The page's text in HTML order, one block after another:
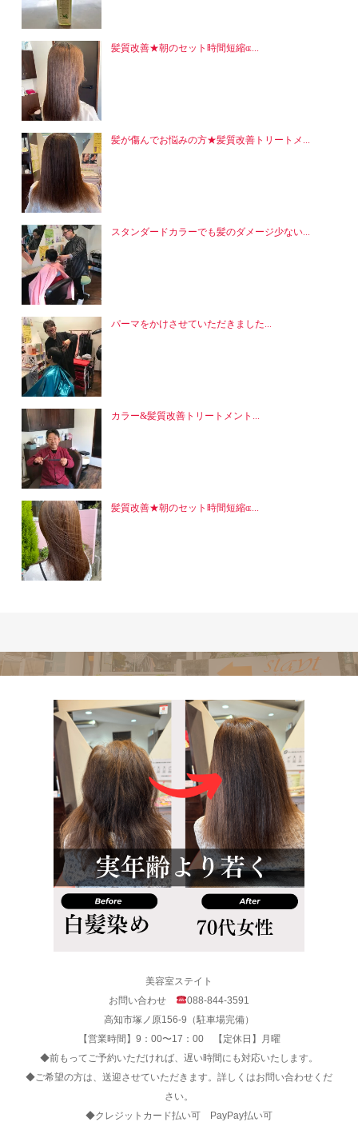
髪質改善★朝のセット時間短縮ɶ...
髪が傷んでお悩みの方★髪質改善トリートメ...
スタンダードカラーでも髪のダメージ少ない...
パーマをかけさせていただきました...
カラー&髪質改善トリートメント...
髪質改善★朝のセット時間短縮ɶ...
美容室ステイト
お問い合わせ
088-844-3591
高知市塚ノ原156-9（駐車場完備）
【営業時間】9：00〜17：00 【定休日】月曜
◆前もってご予約いただければ、遅い時間にも対応いたします。
◆ご希望の方は、送迎させていただきます。詳しくはお問い合わせくだ
さい。
◆クレジットカード払い可 PayPay払い可